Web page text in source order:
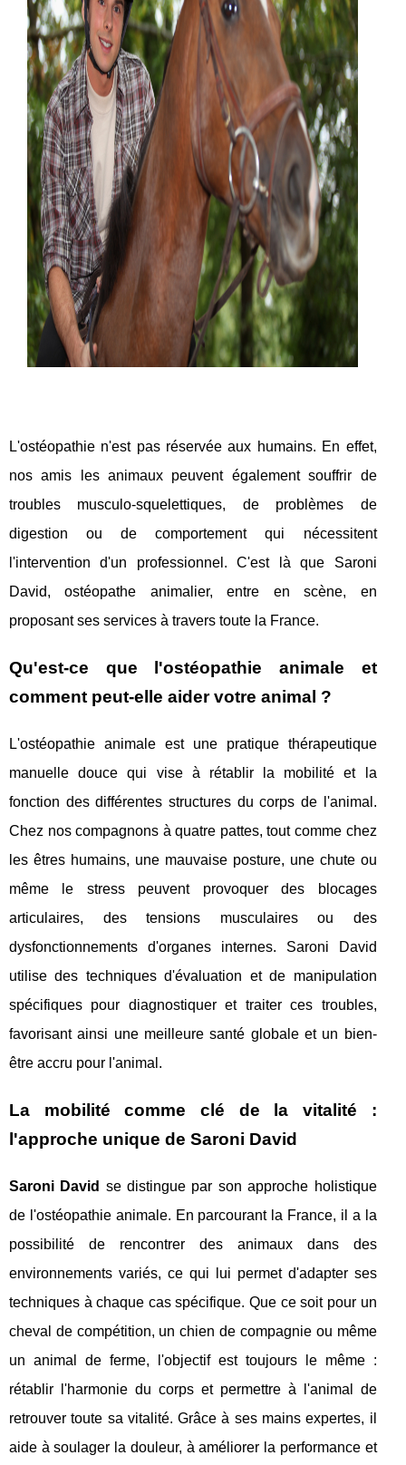
L'ostéopathie n'est pas réservée aux humains. En effet,
nos amis les animaux peuvent également souffrir de
troubles musculo-squelettiques, de problèmes de
digestion ou de comportement qui nécessitent
l'intervention d'un professionnel. C'est là que Saroni
David, ostéopathe animalier, entre en scène, en
proposant ses services à travers toute la France.
Qu'est-ce que l'ostéopathie animale et
comment peut-elle aider votre animal ?
L'ostéopathie animale est une pratique thérapeutique
manuelle douce qui vise à rétablir la mobilité et la
fonction des différentes structures du corps de l'animal.
Chez nos compagnons à quatre pattes, tout comme chez
les êtres humains, une mauvaise posture, une chute ou
même le stress peuvent provoquer des blocages
articulaires, des tensions musculaires ou des
dysfonctionnements d'organes internes. Saroni David
utilise des techniques d'évaluation et de manipulation
spécifiques pour diagnostiquer et traiter ces troubles,
favorisant ainsi une meilleure santé globale et un bien-
être accru pour l'animal.
La mobilité comme clé de la vitalité :
l'approche unique de Saroni David
Saroni David se distingue par son approche holistique
de l'ostéopathie animale. En parcourant la France, il a la
possibilité de rencontrer des animaux dans des
environnements variés, ce qui lui permet d'adapter ses
techniques à chaque cas spécifique. Que ce soit pour un
cheval de compétition, un chien de compagnie ou même
un animal de ferme, l'objectif est toujours le même :
rétablir l'harmonie du corps et permettre à l'animal de
retrouver toute sa vitalité. Grâce à ses mains expertes, il
aide à soulager la douleur, à améliorer la performance et